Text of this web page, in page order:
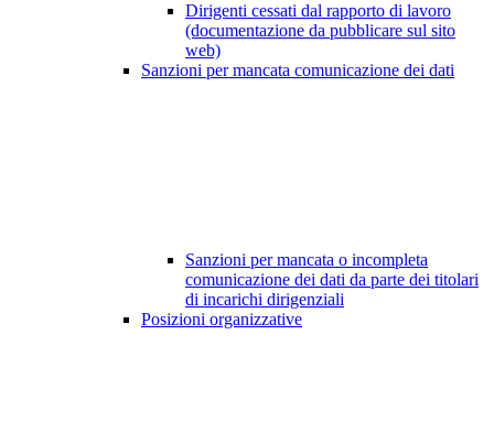
Dirigenti cessati dal rapporto di lavoro
(documentazione da pubblicare sul sito
web)
Sanzioni per mancata comunicazione dei dati
Sanzioni per mancata o incompleta
comunicazione dei dati da parte dei titolari
di incarichi dirigenziali
Posizioni organizzative